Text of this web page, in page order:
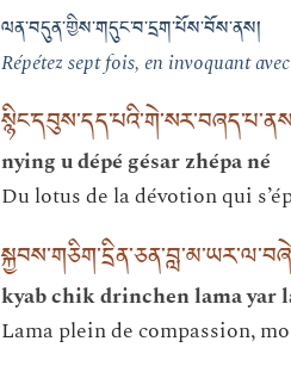
ལན་བདུན་གྱིས་གདུང་བ་དྲག་པོས་བོས་ནས།
Répétez sept fois, en invoquant
nying u dépé gésar zhépa né
Du lotus de la dévotion qui
kyab chik drinchen lama yar
Lama plein de compassion,